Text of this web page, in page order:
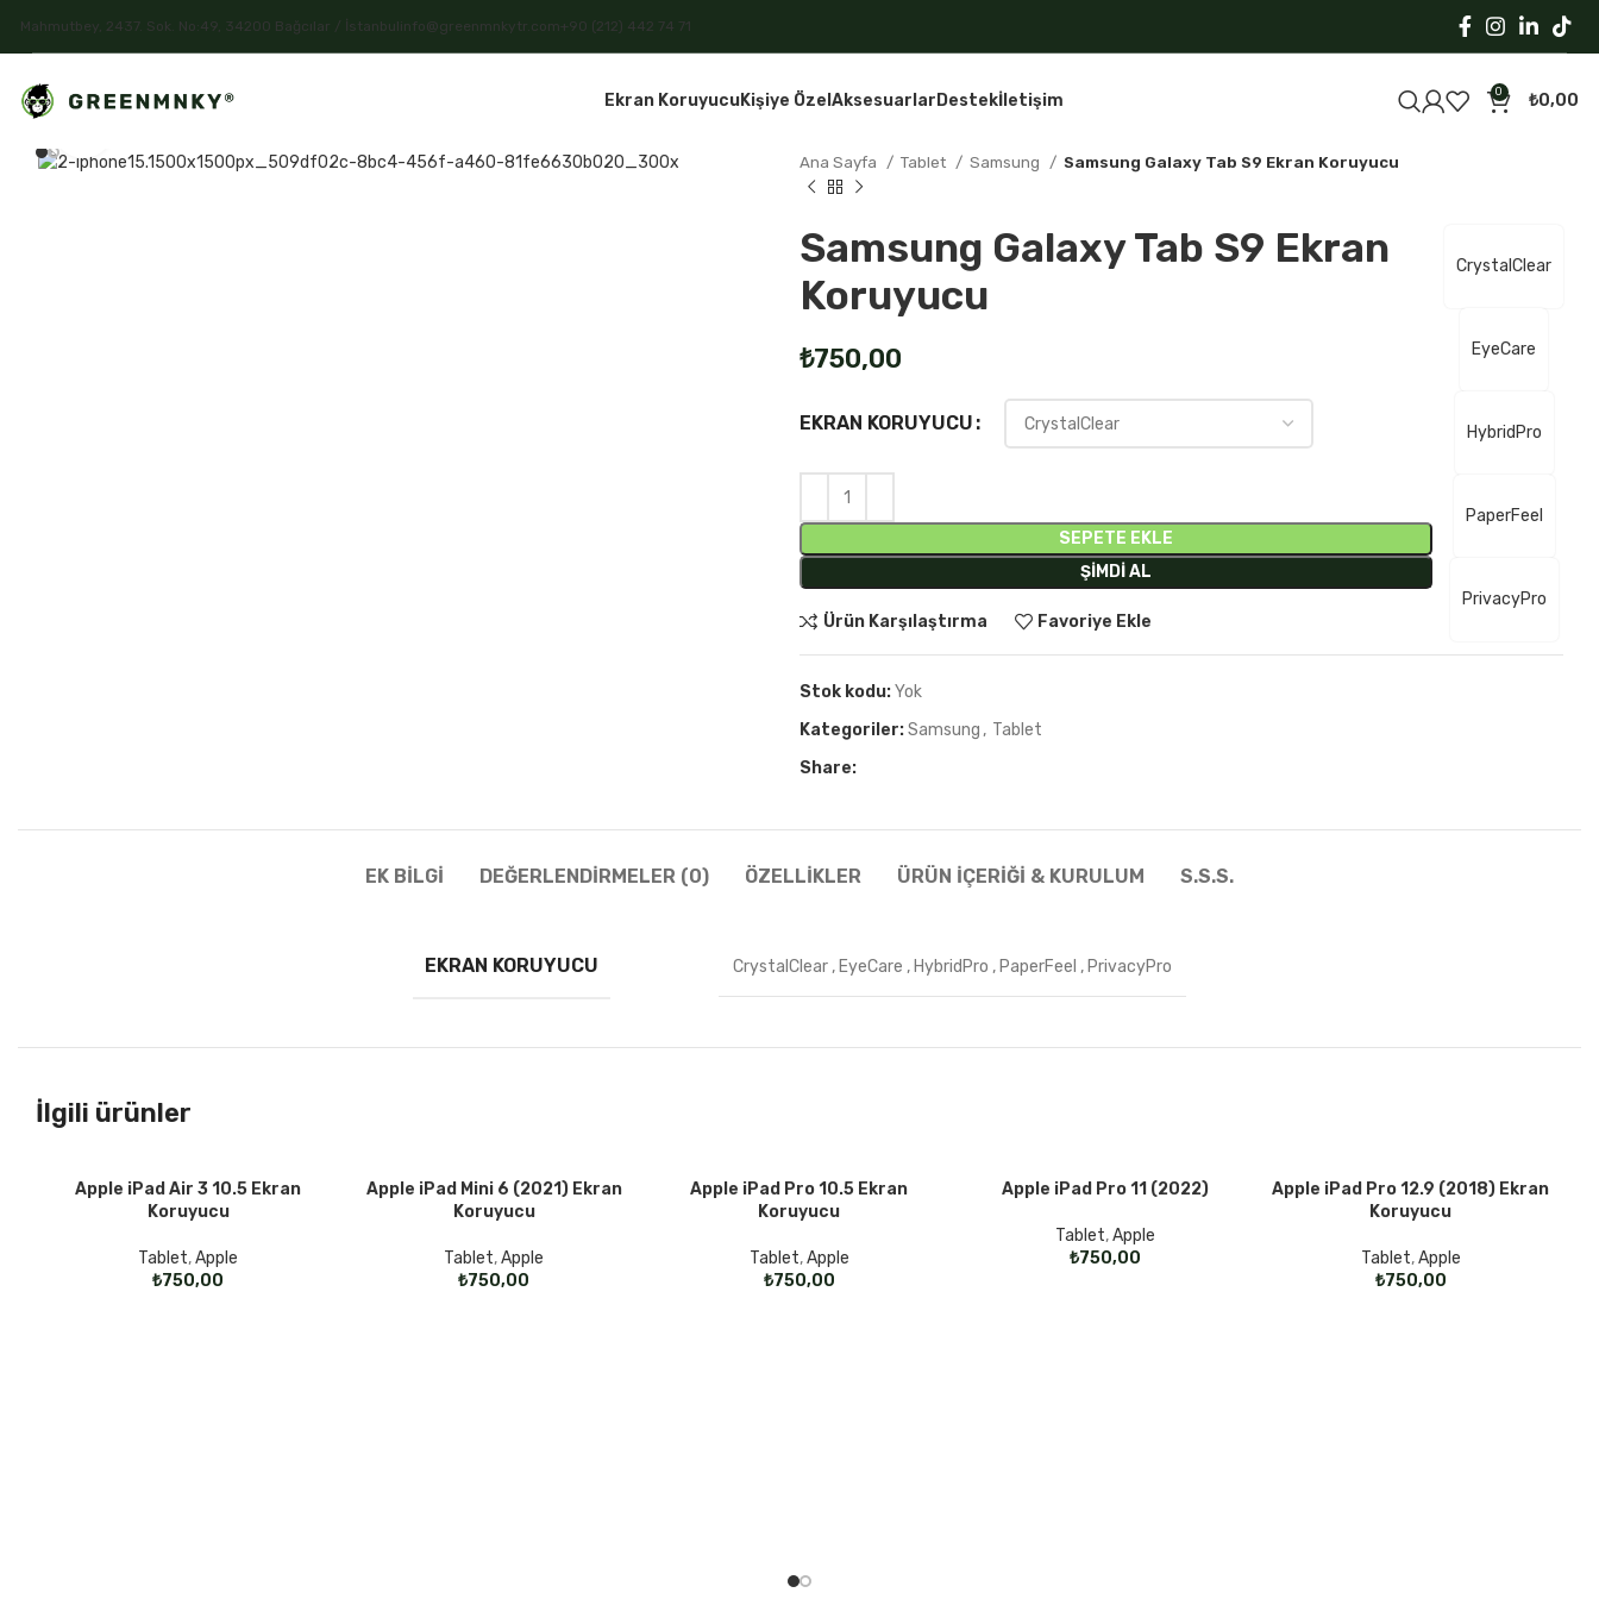
Mahmutbey, 2437. Sok. No:49, 34200 Bağcılar / İstanbulinfo@greenmnkytr.com +90 (212) 442 74 71
Ekran KoruyucuKişiye Özel Aksesuarlar Destekİletişim 0 ₺0,00
Ana Sayfa
Tablet Samsung Samsung Galaxy Tab S9 Ekran Koruyucu
CrystalClear
EyeCare
HybridPro
PaperFeel
PrivacyPro
Samsung Galaxy Tab S9 Ekran
Koruyucu
₺
EKRAN KORUYUCU
SEPETE EKLE
ŞIMDI AL
Ürün Karşılaştırma Favoriye Ekle
Stok kodu:Yok
Kategoriler:Samsung , Tablet
Share:
EK BILGI DEĞERLENDIRMELER (0) ÖZELLIKLER ÜRÜN İÇERIĞI & KURULUM S.S.S.
EKRAN KORUYUCU CrystalClear , EyeCare , HybridPro , PaperFeel , PrivacyPro
İlgili ürünler
SEÇENEKLER
Apple iPad Air 3 10.5 Ekran
Koruyucu
Tablet,Apple
₺
SEÇENEKLER
Apple iPad Mini 6 (2021) Ekran
Koruyucu
Tablet,Apple
₺
SEÇENEKLER
Apple iPad Pro 10.5 Ekran
Koruyucu
Tablet,Apple
₺
SEÇENEKLER
Apple iPad Pro 11 (2022)
Tablet,Apple
₺
SEÇENEKLER
Apple iPad Pro 12.9 (2018) Ekran
Koruyucu
Tablet,Apple
₺